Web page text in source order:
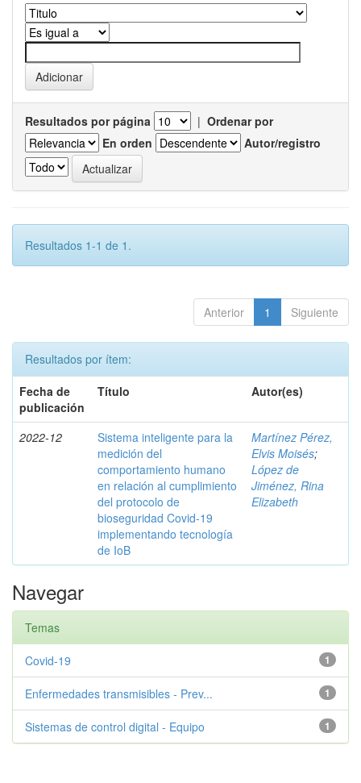
Resultados por página | Ordenar por
En orden
Autor/registro
Resultados 1-1 de 1.
Anterior 1 Siguiente
Resultados por ítem:
Fecha de
publicación
Título Autor(es)
2022-12
Sistema inteligente para la
medición del
comportamiento humano
en relación al cumplimiento
del protocolo de
bioseguridad Covid-19
implementando tecnología
de IoB
Martínez Pérez,
Elvis Moisés;
López de
Jiménez, Rina
Elizabeth
Navegar
Temas
1
Covid-19
1
Enfermedades transmisibles - Prev...
1
Sistemas de control digital - Equipo